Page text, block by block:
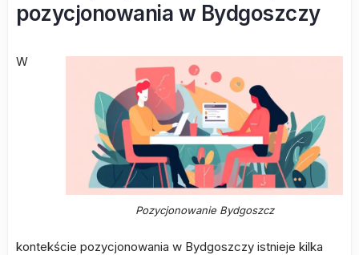
pozycjonowania w Bydgoszczy
Pozycjonowanie Bydgoszcz
W
kontekście pozycjonowania w Bydgoszczy istnieje kilka